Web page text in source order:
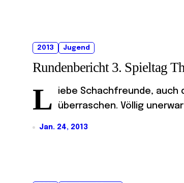
2013 Jugend
Rundenbericht 3. Spieltag
L
iebe Schachfreunde, auch
überraschen. Völlig
Jan. 24, 2013